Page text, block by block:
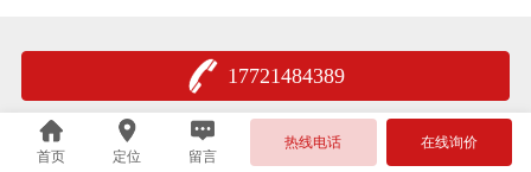
17721484389
首页 定位 留言
热线电话 在线询价